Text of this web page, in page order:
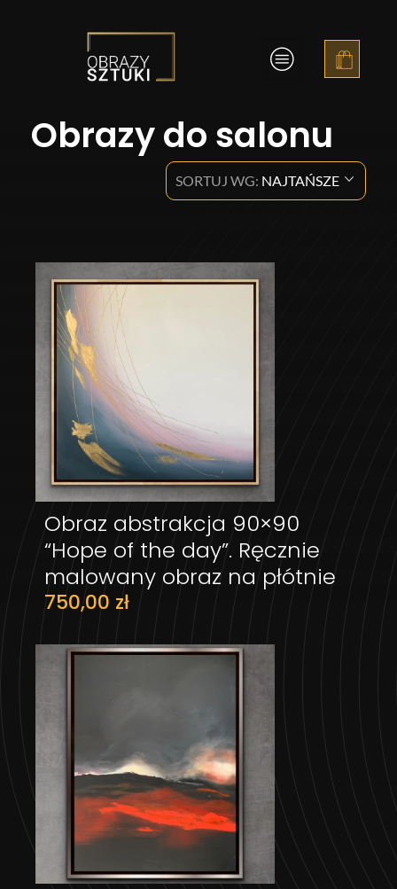
Obrazy do salonu
SORTUJ WG: NAJTAŃSZE
Obraz abstrakcja 90×90
“Hope of the day”. Ręcznie
malowany obraz na płótnie
750,00 zł
DODAJ DO KOSZYKA